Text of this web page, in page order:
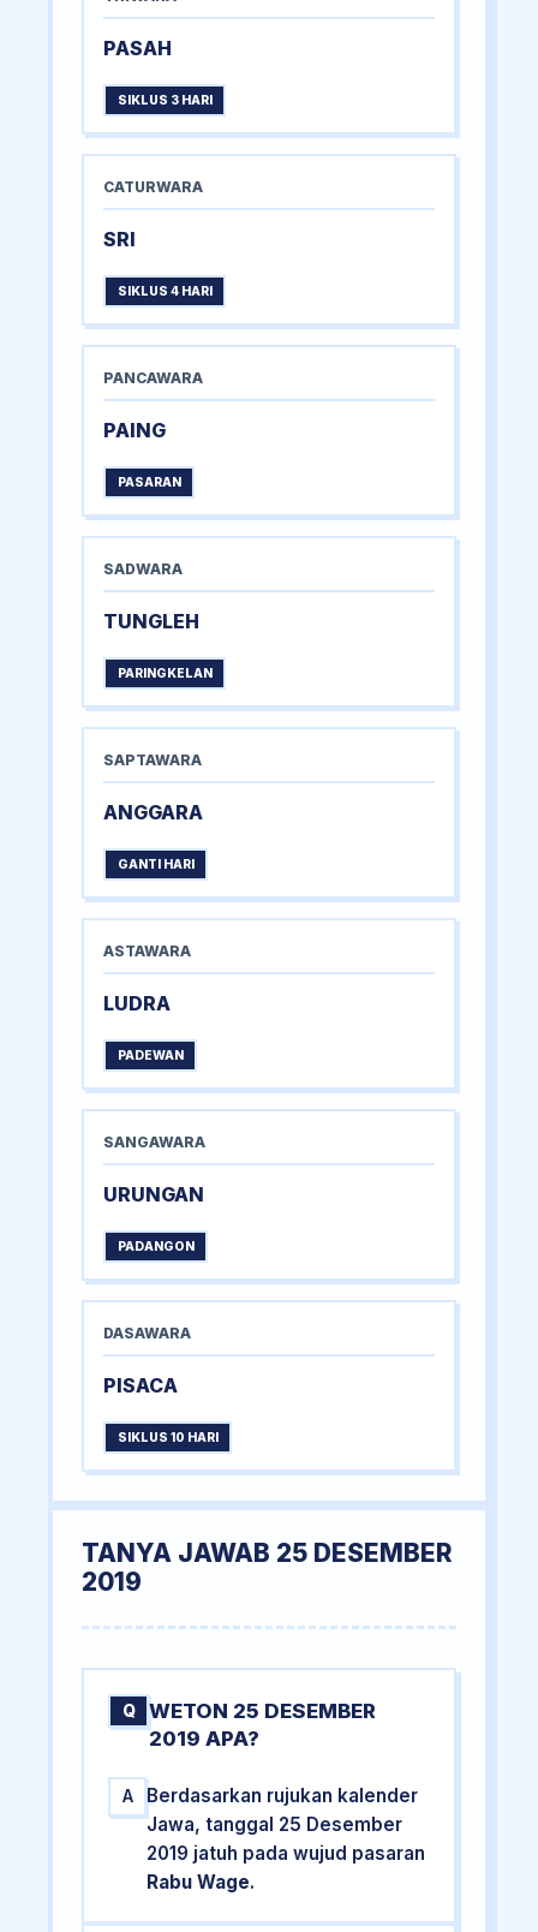
PASAH
SIKLUS 3 HARI
CATURWARA
SRI
SIKLUS 4 HARI
PANCAWARA
PAING
PASARAN
SADWARA
TUNGLEH
PARINGKELAN
SAPTAWARA
ANGGARA
GANTI HARI
ASTAWARA
LUDRA
PADEWAN
SANGAWARA
URUNGAN
PADANGON
DASAWARA
PISACA
SIKLUS 10 HARI
TANYA JAWAB 25 DESEMBER
2019
Q
WETON 25 DESEMBER
2019 APA?
A
Berdasarkan rujukan kalender
Jawa, tanggal 25 Desember
2019 jatuh pada wujud pasaran
Rabu Wage.